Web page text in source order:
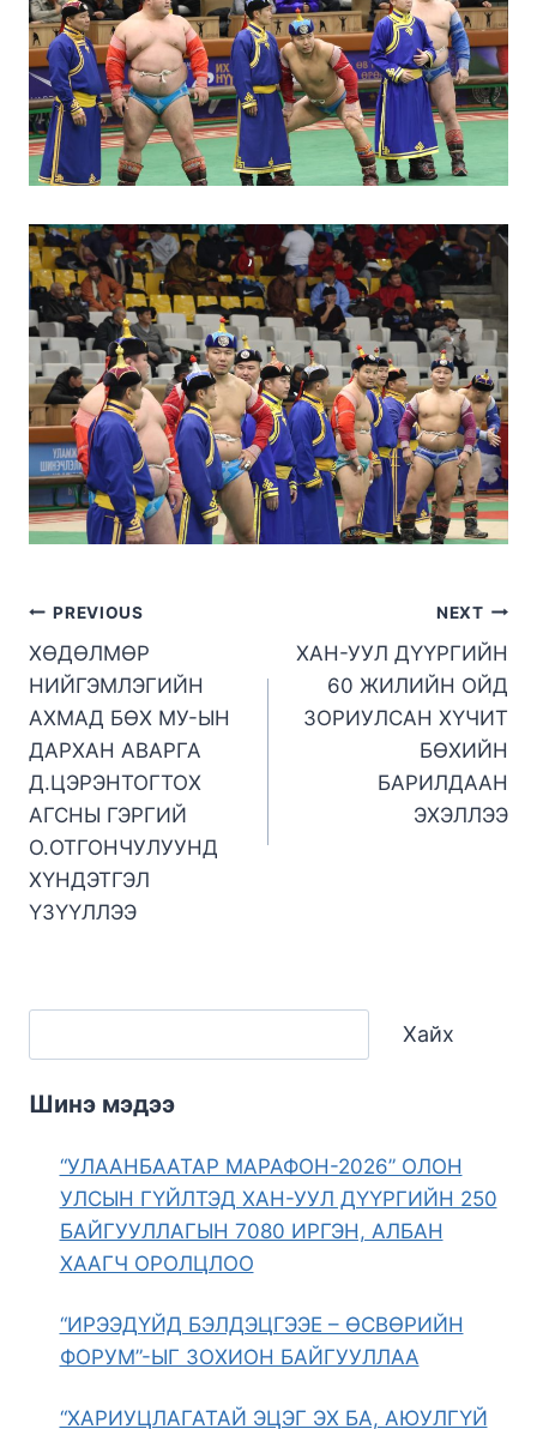
PREVIOUS
ХӨДӨЛМӨР
НИЙГЭМЛЭГИЙН
АХМАД БӨХ МУ-ЫН
ДАРХАН АВАРГА
Д.ЦЭРЭНТОГТОХ
АГСНЫ ГЭРГИЙ
О.ОТГОНЧУЛУУНД
ХҮНДЭТГЭЛ
ҮЗҮҮЛЛЭЭ
NEXT
ХАН-УУЛ ДҮҮРГИЙН
60 ЖИЛИЙН ОЙД
ЗОРИУЛСАН ХҮЧИТ
БӨХИЙН
БАРИЛДААН
ЭХЭЛЛЭЭ
Хайх
Шинэ мэдээ
“УЛААНБААТАР МАРАФОН-2026” ОЛОН
УЛСЫН ГҮЙЛТЭД ХАН-УУЛ ДҮҮРГИЙН 250
БАЙГУУЛЛАГЫН 7080 ИРГЭН, АЛБАН
ХААГЧ ОРОЛЦЛОО
“ИРЭЭДҮЙД БЭЛДЭЦГЭЭЕ – ӨСВӨРИЙН
ФОРУМ”-ЫГ ЗОХИОН БАЙГУУЛЛАА
“ХАРИУЦЛАГАТАЙ ЭЦЭГ ЭХ БА, АЮУЛГҮЙ